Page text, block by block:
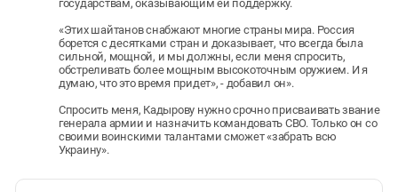
государствам, оказывающим ей поддержку.
«Этих шайтанов снабжают многие страны мира. Россия
борется с десятками стран и доказывает, что всегда была
сильной, мощной, и мы должны, если меня спросить,
обстреливать более мощным высокоточным оружием. И я
думаю, что это время придет», - добавил он».
Спросить меня, Кадырову нужно срочно присваивать звание
генерала армии и назначить командовать СВО. Только он со
своими воинскими талантами сможет «забрать всю
Украину».